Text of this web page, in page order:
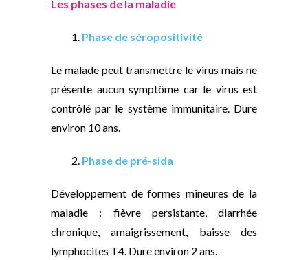
Les phases de la maladie
1. Phase de séropositivité
Le malade peut transmettre le virus mais ne
présente aucun symptôme car le virus est
contrôlé par le système immunitaire. Dure
environ 10 ans.
2. Phase de pré-sida
Développement de formes mineures de la
maladie : fièvre persistante, diarrhée
chronique, amaigrissement, baisse des
lymphocites T4. Dure environ 2 ans.